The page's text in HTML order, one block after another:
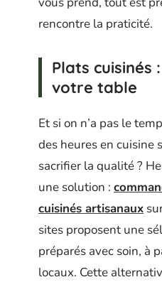
rencontre la praticité.
Plats cuisinés
votre table
Et si on n’a pas le
des heures en cuisine
sacrifier la qualité ?
une solution :
cuisinés artisanaux
sites proposent une
préparés avec soin, à
locaux. Cette